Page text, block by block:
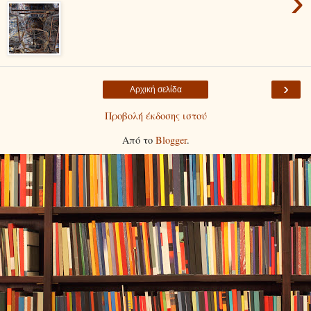
›
Αρχική σελίδα
Προβολή έκδοσης ιστού
Από το Blogger.